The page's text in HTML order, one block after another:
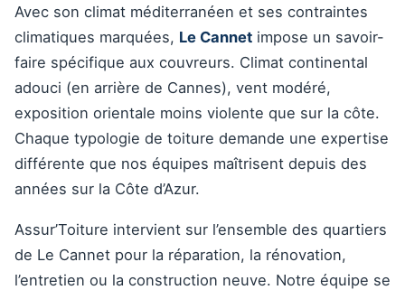
Avec son climat méditerranéen et ses contraintes
climatiques marquées, Le Cannet impose un savoir-
faire spécifique aux couvreurs. Climat continental
adouci (en arrière de Cannes), vent modéré,
exposition orientale moins violente que sur la côte.
Chaque typologie de toiture demande une expertise
différente que nos équipes maîtrisent depuis des
années sur la Côte d’Azur.
Assur’Toiture intervient sur l’ensemble des quartiers
de Le Cannet pour la réparation, la rénovation,
l’entretien ou la construction neuve. Notre équipe se